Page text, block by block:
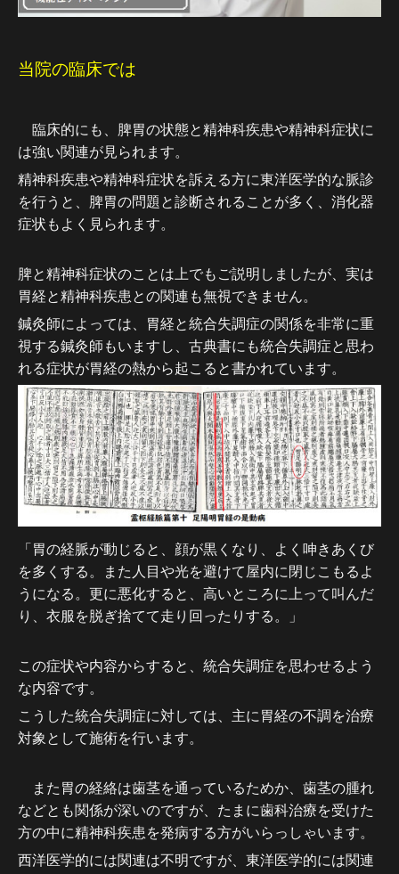
当院の臨床では
臨床的にも、脾胃の状態と精神科疾患や精神科症状に
は強い関連が見られます。
精神科疾患や精神科症状を訴える方に東洋医学的な脈診
を行うと、脾胃の問題と診断されることが多く、消化器
症状もよく見られます。
脾と精神科症状のことは上でもご説明しましたが、実は
胃経と精神科疾患との関連も無視できません。
鍼灸師によっては、胃経と統合失調症の関係を非常に重
視する鍼灸師もいますし、古典書にも統合失調症と思わ
れる症状が胃経の熱から起こると書かれています。
「胃の経脈が動じると、顔が黒くなり、よく呻きあくび
を多くする。また人目や光を避けて屋内に閉じこもるよ
うになる。更に悪化すると、高いところに上って叫んだ
り、衣服を脱ぎ捨てて走り回ったりする。
」
この症状や内容からすると、統合失調症を思わせるよう
な内容です。
こうした統合失調症に対しては、主に胃経の不調を治療
対象として施術を行います。
また胃の経絡は歯茎を通っているためか、歯茎の腫れ
などとも関係が深いのですが、たまに歯科治療を受けた
方の中に精神科疾患を発病する方がいらっしゃいます。
西洋医学的には関連は不明ですが、東洋医学的には関連